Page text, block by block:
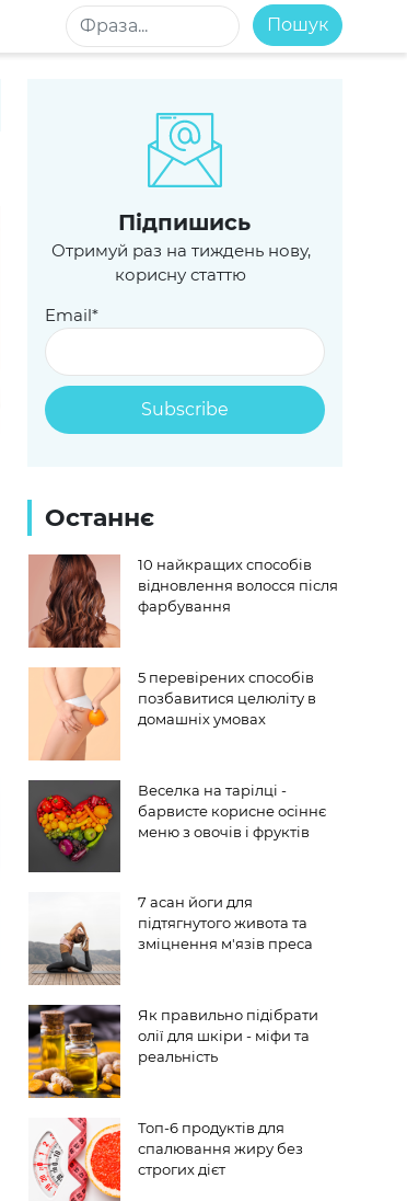
Пошук
Пiдпишись
Отримуй раз на тиждень нову,
корисну статтю
Email*
Останнє
10 найкращих способів
відновлення волосся після
фарбування
5 перевірених способів
позбавитися целюліту в
домашніх умовах
Веселка на тарілці -
барвисте корисне осіннє
меню з овочів і фруктів
7 асан йоги для
підтягнутого живота та
зміцнення м'язів преса
Як правильно підібрати
олії для шкіри - міфи та
реальність
Топ-6 продуктів для
спалювання жиру без
строгих дієт